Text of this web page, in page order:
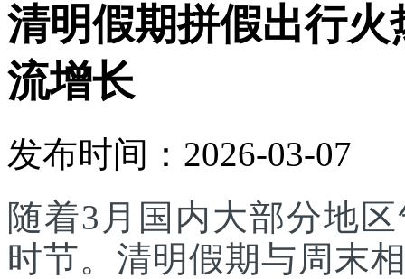
清明假期拼假出行
流增长
发布时间：2026-03-07
随着3月国内大部分地
时节。清明假期与周末